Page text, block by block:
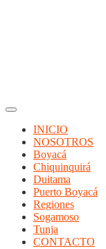
INICIO
NOSOTROS
Boyacá
Chiquinquirá
Duitama
Puerto Boyacá
Regiones
Sogamoso
Tunja
CONTACTO